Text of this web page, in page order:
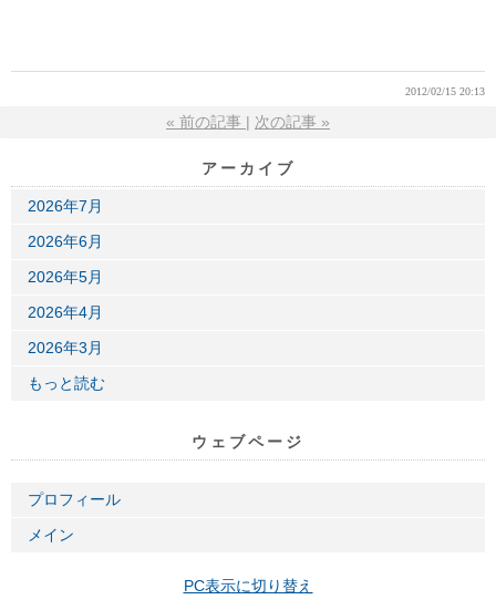
2012/02/15 20:13
« 前の記事 次の記事 »
アーカイブ
2026年7月
2026年6月
2026年5月
2026年4月
2026年3月
もっと読む
ウェブページ
プロフィール
メイン
PC表示に切り替え